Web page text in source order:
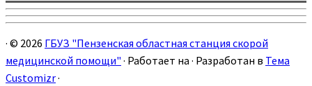
· © 2026 ГБУЗ "Пензенская областная станция скорой
медицинской помощи" · Работает на · Разработан в Тема
Customizr·